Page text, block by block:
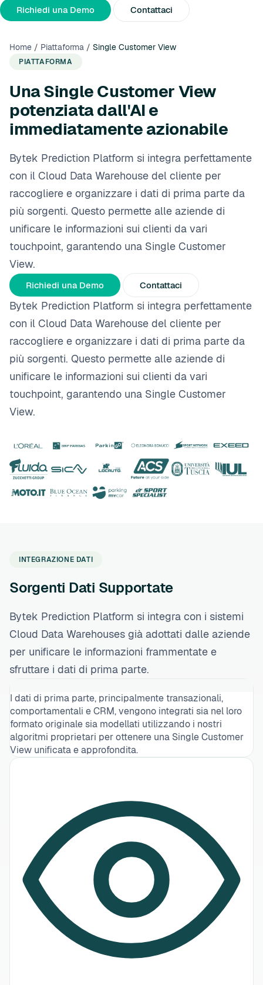
Chi Siamo Comunicati Stampa
Richiedi una Demo Contattaci
Home / Piattaforma / Single Customer View
PIATTAFORMA
Una Single Customer View
potenziata dall'AI e
immediatamente azionabile
Bytek Prediction Platform si integra perfettamente
con il Cloud Data Warehouse del cliente per
raccogliere e organizzare i dati di prima parte da
più sorgenti. Questo permette alle aziende di
unificare le informazioni sui clienti da vari
touchpoint, garantendo una Single Customer
View.
Richiedi una Demo Contattaci
Bytek Prediction Platform si integra perfettamente
con il Cloud Data Warehouse del cliente per
raccogliere e organizzare i dati di prima parte da
più sorgenti. Questo permette alle aziende di
unificare le informazioni sui clienti da vari
touchpoint, garantendo una Single Customer
View.
INTEGRAZIONE DATI
Sorgenti Dati Supportate
Bytek Prediction Platform si integra con i sistemi
Cloud Data Warehouses già adottati dalle aziende
per unificare le informazioni frammentate e
sfruttare i dati di prima parte.
I dati di prima parte, principalmente transazionali,
comportamentali e CRM, vengono integrati sia nel loro
formato originale sia modellati utilizzando i nostri
algoritmi proprietari per ottenere una Single Customer
View unificata e approfondita.